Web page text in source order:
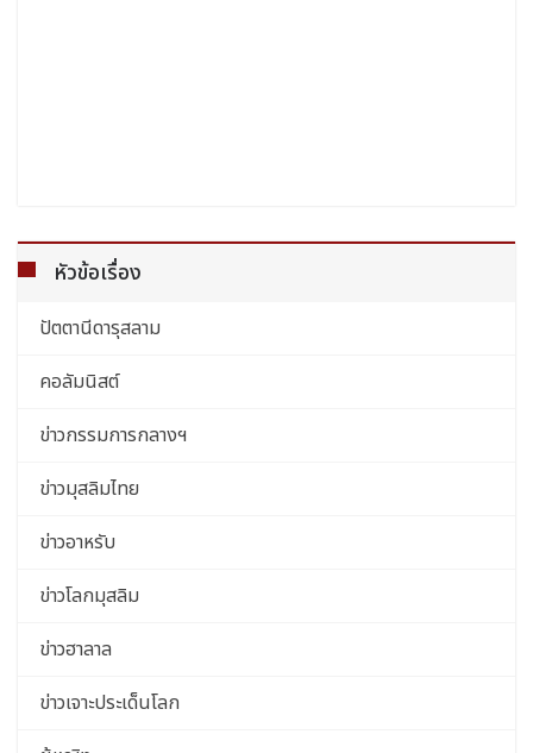
หัวข้อเรื่อง
ปัตตานีดารุสลาม
คอลัมนิสต์
ข่าวกรรมการกลางฯ
ข่าวมุสลิมไทย
ข่าวอาหรับ
ข่าวโลกมุสลิม
ข่าวฮาลาล
ข่าวเจาะประเด็นโลก